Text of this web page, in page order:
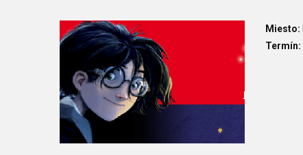
Miesto:
Termín: